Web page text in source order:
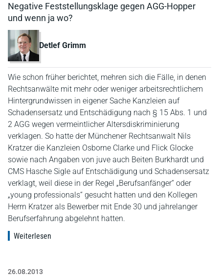
Negative Feststellungsklage gegen AGG-Hopper
und wenn ja wo?
Detlef Grimm
Wie schon früher berichtet, mehren sich die Fälle, in denen
Rechtsanwälte mit mehr oder weniger arbeitsrechtlichem
Hintergrundwissen in eigener Sache Kanzleien auf
Schadensersatz und Entschädigung nach § 15 Abs. 1 und
2 AGG wegen vermeintlicher Altersdiskriminierung
verklagen. So hatte der Münchener Rechtsanwalt Nils
Kratzer die Kanzleien Osborne Clarke und Flick Glocke
sowie nach Angaben von juve auch Beiten Burkhardt und
CMS Hasche Sigle auf Entschädigung und Schadensersatz
verklagt, weil diese in der Regel „Berufsanfänger“ oder
„young professionals“ gesucht hatten und den Kollegen
Herrn Kratzer als Bewerber mit Ende 30 und jahrelanger
Berufserfahrung abgelehnt hatten.
Weiterlesen
26.08.2013